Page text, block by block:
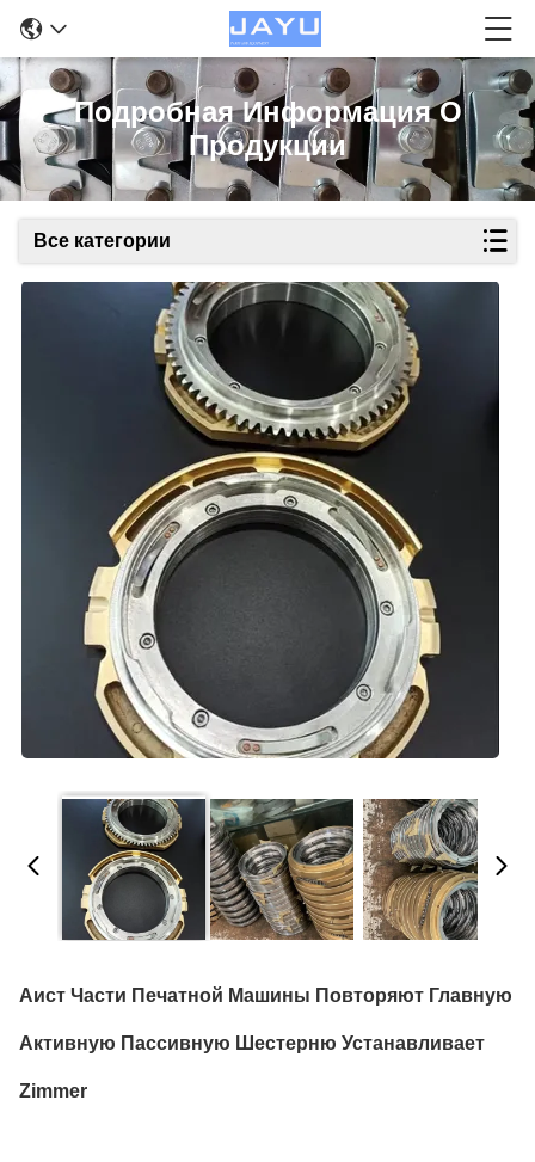
Подробная Информация О
Продукции
Все категории
Аист Части Печатной Машины Повторяют Главную
Активную Пассивную Шестерню Устанавливает
Zimmer